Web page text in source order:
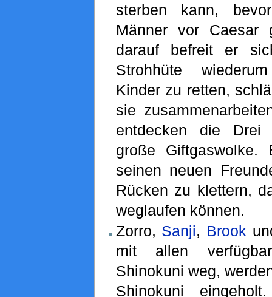
sterben kann,
Männer vor Caesar
darauf befreit er
Strohhüte
Kinder zu retten,
sie
entdecken die
große Giftgaswolke.
seinen neuen
Rücken zu klettern,
weglaufen können.
Zorro, Sanji, Brook
mit allen
Shinokuni weg,
Shinokuni